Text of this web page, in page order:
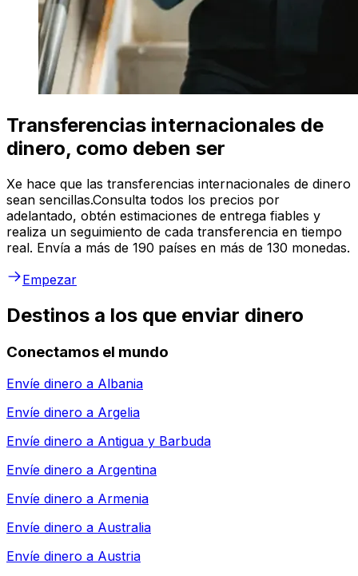
Transferencias internacionales de
dinero, como deben ser
Xe hace que las transferencias internacionales de dinero
sean sencillas.Consulta todos los precios por
adelantado, obtén estimaciones de entrega fiables y
realiza un seguimiento de cada transferencia en tiempo
real. Envía a más de 190 países en más de 130 monedas.
Empezar
Destinos a los que enviar dinero
Conectamos el mundo
Envíe dinero a Albania
Envíe dinero a Argelia
Envíe dinero a Antigua y Barbuda
Envíe dinero a Argentina
Envíe dinero a Armenia
Envíe dinero a Australia
Envíe dinero a Austria